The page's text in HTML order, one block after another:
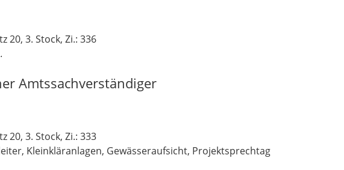
20, 3. Stock, Zi.: 336
Amtssachverständiger
20, 3. Stock, Zi.: 333
Kleinkläranlagen, Gewässeraufsicht, Projektsprechtag